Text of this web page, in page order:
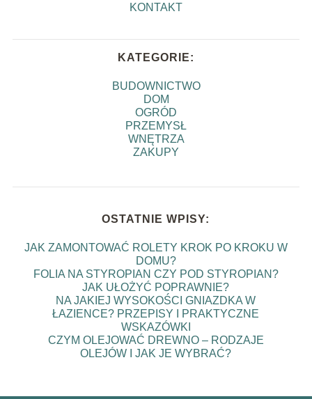
KONTAKT
KATEGORIE:
BUDOWNICTWO
DOM
OGRÓD
PRZEMYSŁ
WNĘTRZA
ZAKUPY
OSTATNIE WPISY:
JAK ZAMONTOWAĆ ROLETY KROK PO KROKU W
DOMU?
FOLIA NA STYROPIAN CZY POD STYROPIAN?
JAK UŁOŻYĆ POPRAWNIE?
NA JAKIEJ WYSOKOŚCI GNIAZDKA W
ŁAZIENCE? PRZEPISY I PRAKTYCZNE
WSKAZÓWKI
CZYM OLEJOWAĆ DREWNO – RODZAJE
OLEJÓW I JAK JE WYBRAĆ?